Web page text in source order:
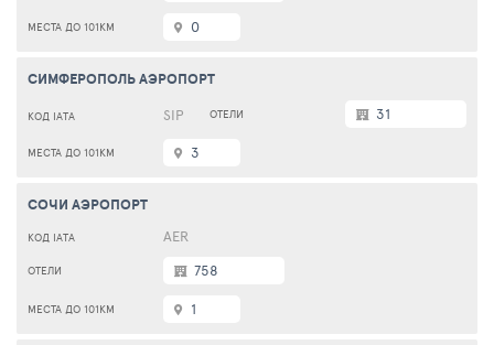
0
СИМФЕРОПОЛЬ АЭРОПОРТ
SIP
31
3
СОЧИ АЭРОПОРТ
AER
758
1